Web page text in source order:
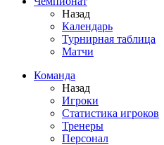
Назад
Календарь
Турнирная таблица
Матчи
Команда
Назад
Игроки
Статистика игроков
Тренеры
Персонал